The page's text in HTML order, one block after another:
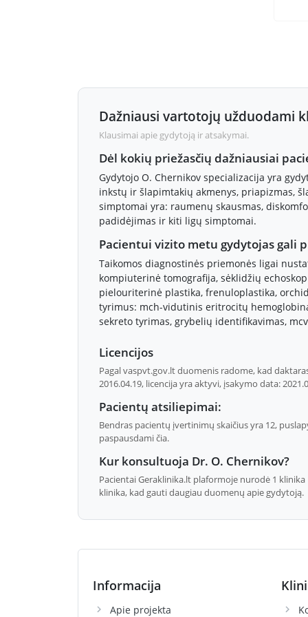
Dažniausi vartotojų užduodami
Klausimai apie gydytoją ir atsakymai.
Dėl kokių priežasčių dažniausiai
Gydytojo O. Chernikov specializacija yra
inkstų ir šlapimtakių akmenys, priapizmas,
simptomai yra: raumenų skausmas,
padidėjimas ir kiti ligų simptomai.
Pacientui vizito metu gydytojas gali
Taikomos diagnostinės priemonės ligai
kompiuterinė tomografija, sėklidžių
pielouriterinė plastika, frenuloplastika,
tyrimus: mch-vidutinis eritrocitų
sekreto tyrimas, grybelių identifikavimas,
Licencijos
Pagal vaspvt.gov.lt duomenis radome, kad
2016.04.19, licencija yra aktyvi, įsakymo data:
Pacientų atsiliepimai:
Bendras pacientų įvertinimų skaičius yra 12,
paspausdami čia.
Kur konsultuoja Dr. O. Chernikov?
Pacientai Geraklinika.lt plaformoje nurodė 1
klinika, kad gauti daugiau duomenų apie gydytoją.
Informacija
Apie projekta